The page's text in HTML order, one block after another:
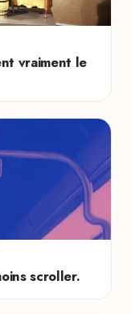
vraiment le
scroller.